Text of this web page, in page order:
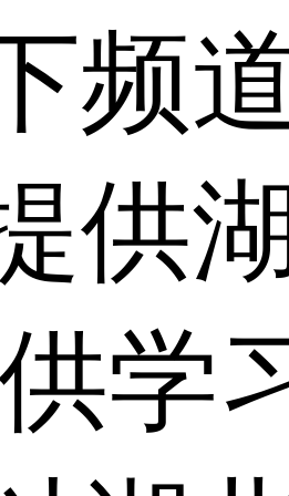
频
供
学